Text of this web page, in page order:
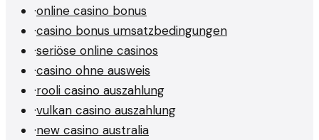
·online casino bonus
·casino bonus umsatzbedingungen
·seriöse online casinos
·casino ohne ausweis
·rooli casino auszahlung
·vulkan casino auszahlung
·new casino australia